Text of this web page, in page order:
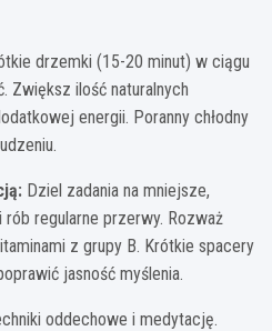
drzemki (15-20 minut) w ciągu
Zwiększ ilość naturalnych
energii. Poranny chłodny
Dziel zadania na mniejsze,
regularne przerwy. Rozważ
z grupy B. Krótkie spacery
jasność myślenia.
oddechowe i medytację.